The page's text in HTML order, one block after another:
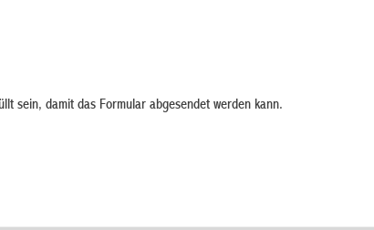
sein, damit das Formular abgesendet werden kann.